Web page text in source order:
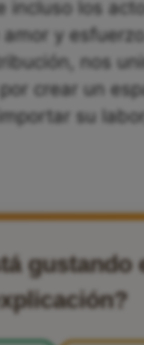
incluso los
y
nos
crear un
su
gustando